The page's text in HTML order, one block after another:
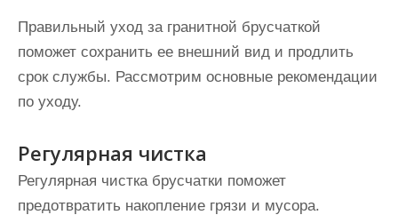
Правильный уход за гранитной брусчаткой
поможет сохранить ее внешний вид и продлить
срок службы. Рассмотрим основные рекомендации
по уходу.
Регулярная чистка
Регулярная чистка брусчатки поможет
предотвратить накопление грязи и мусора.